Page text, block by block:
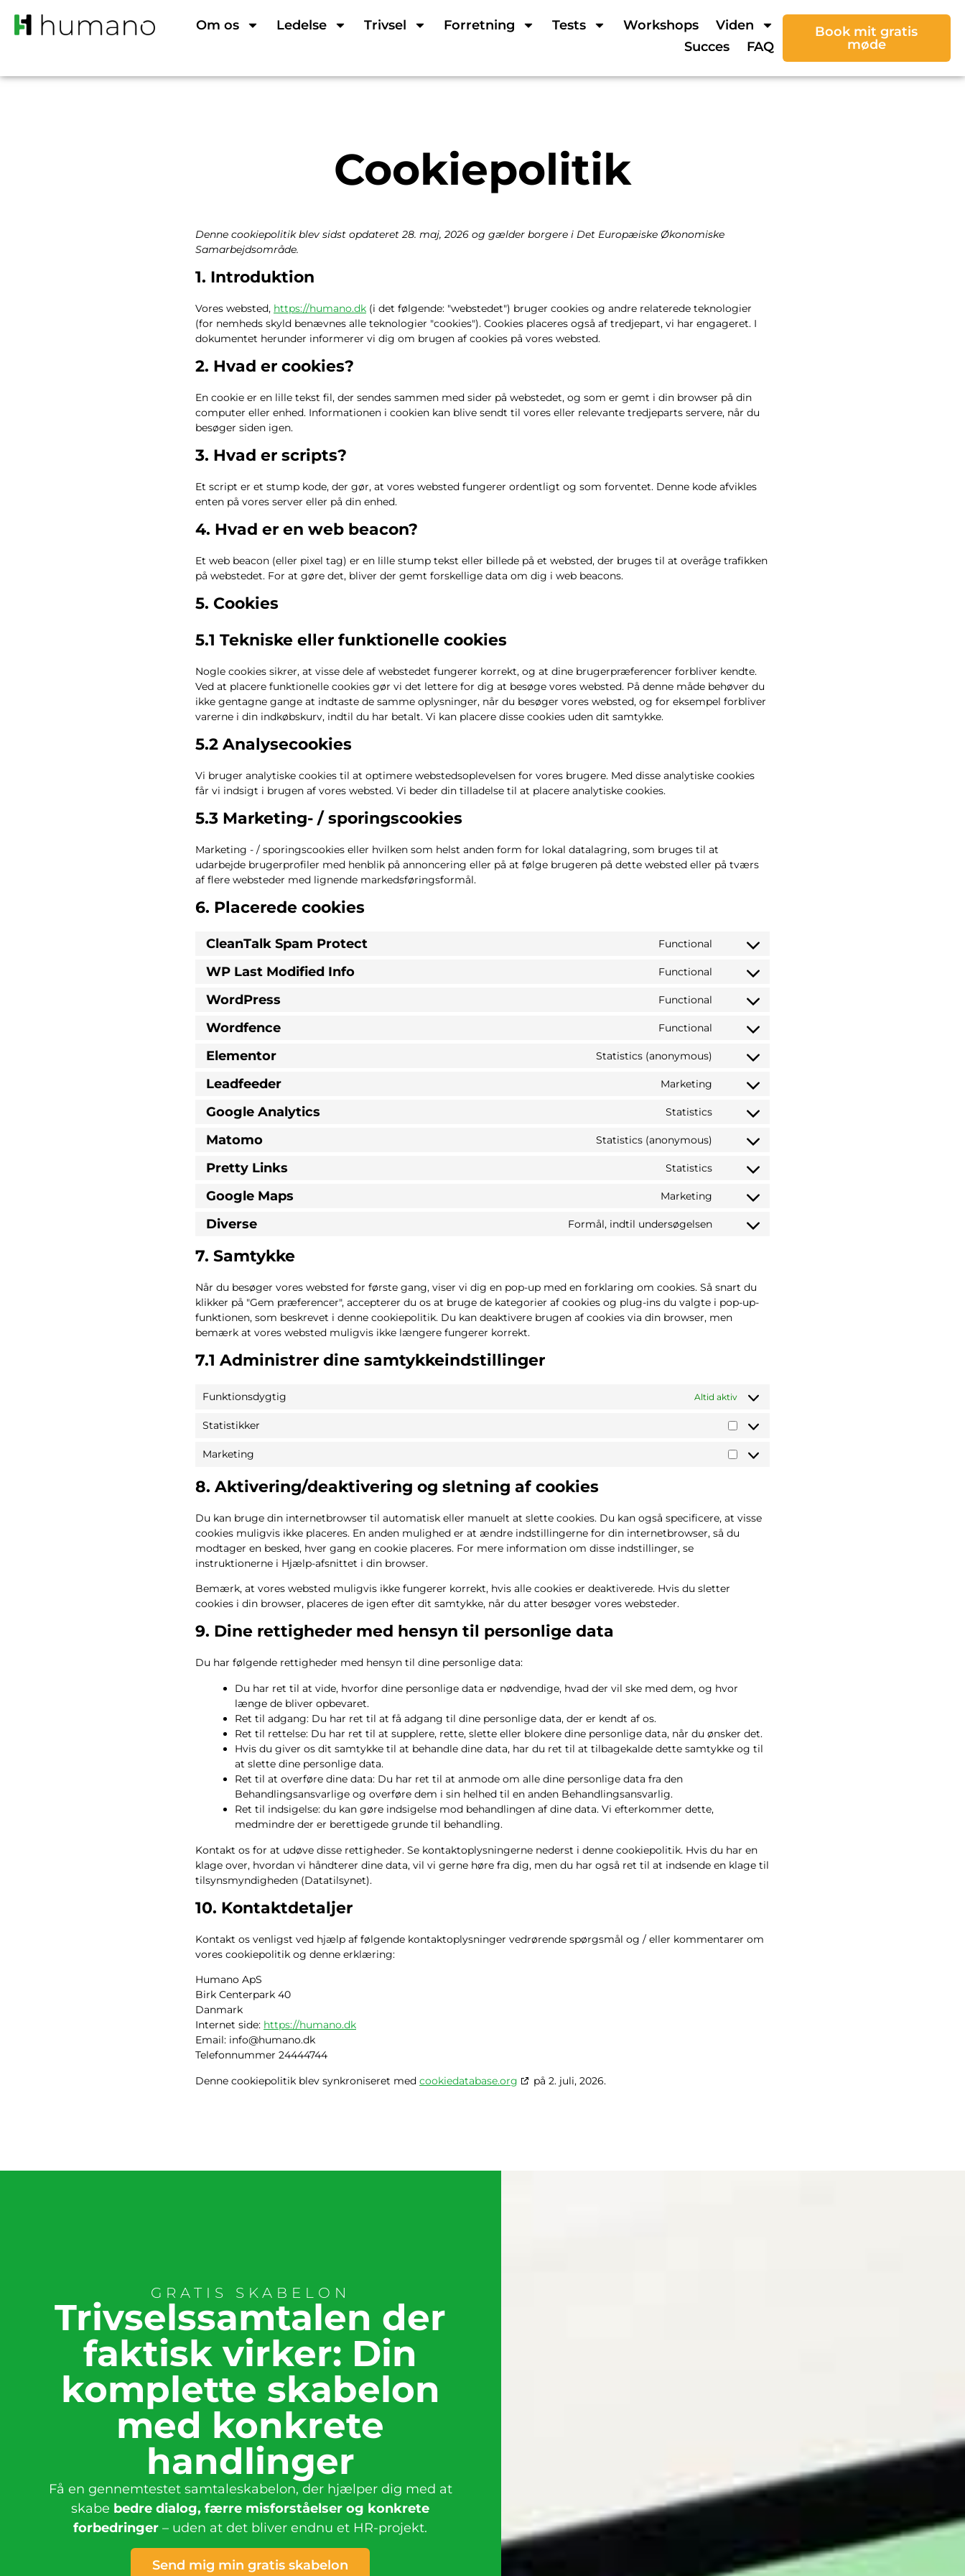
Om os Ledelse Trivsel Forretning Tests Workshops
Viden
Succes
FAQ
Book mit gratis
møde
Cookiepolitik
Denne cookiepolitik blev sidst opdateret 28. maj, 2026 og gælder borgere i Det Europæiske Økonomiske
Samarbejdsområde.
1. Introduktion
Vores websted, https://humano.dk (i det følgende: "webstedet") bruger cookies og andre relaterede teknologier
(for nemheds skyld benævnes alle teknologier "cookies"). Cookies placeres også af tredjepart, vi har engageret. I
dokumentet herunder informerer vi dig om brugen af ​​cookies på vores websted.
2. Hvad er cookies?
En cookie er en lille tekst fil, der sendes sammen med sider på webstedet, og som er gemt i din browser på din
computer eller enhed. Informationen i cookien kan blive sendt til vores eller relevante tredjeparts servere, når du
besøger siden igen.
3. Hvad er scripts?
Et script er et stump kode, der gør, at vores websted fungerer ordentligt og som forventet. Denne kode afvikles
enten på vores server eller på din enhed.
4. Hvad er en web beacon?
Et web beacon (eller pixel tag) er en lille stump tekst eller billede på et websted, der bruges til at overåge trafikken
på webstedet. For at gøre det, bliver der gemt forskellige data om dig i web beacons.
5. Cookies
5.1 Tekniske eller funktionelle cookies
Nogle cookies sikrer, at visse dele af webstedet fungerer korrekt, og at dine brugerpræferencer forbliver kendte.
Ved at placere funktionelle cookies gør vi det lettere for dig at besøge vores websted. På denne måde behøver du
ikke gentagne gange at indtaste de samme oplysninger, når du besøger vores websted, og for eksempel forbliver
varerne i din indkøbskurv, indtil du har betalt. Vi kan placere disse cookies uden dit samtykke.
5.2 Analysecookies
Vi bruger analytiske cookies til at optimere webstedsoplevelsen for vores brugere. Med disse analytiske cookies
får vi indsigt i brugen af ​​vores websted. Vi beder din tilladelse til at placere analytiske cookies.
5.3 Marketing- / sporingscookies
Marketing - / sporingscookies eller hvilken som helst anden form for lokal datalagring, som bruges til at
udarbejde brugerprofiler med henblik på annoncering eller på at følge brugeren på dette websted eller på tværs
af flere websteder med lignende markedsføringsformål.
6. Placerede cookies
CleanTalk Spam Protect Functional
WP Last Modified Info Functional
WordPress Functional
Wordfence Functional
Elementor Statistics (anonymous)
Leadfeeder Marketing
Google Analytics Statistics
Matomo Statistics (anonymous)
Pretty Links Statistics
Google Maps Marketing
Diverse Formål, indtil undersøgelsen
7. Samtykke
Når du besøger vores websted for første gang, viser vi dig en pop-up med en forklaring om cookies. Så snart du
klikker på "Gem præferencer", accepterer du os at bruge de kategorier af cookies og plug-ins du valgte i pop-up-
funktionen, som beskrevet i denne cookiepolitik. Du kan deaktivere brugen af ​​cookies via din browser, men
bemærk at vores websted muligvis ikke længere fungerer korrekt.
7.1 Administrer dine samtykkeindstillinger
Funktionsdygtig Altid aktiv
Statistikker
Marketing
8. Aktivering/deaktivering og sletning af cookies
Du kan bruge din internetbrowser til automatisk eller manuelt at slette cookies. Du kan også specificere, at visse
cookies muligvis ikke placeres. En anden mulighed er at ændre indstillingerne for din internetbrowser, så du
modtager en besked, hver gang en cookie placeres. For mere information om disse indstillinger, se
instruktionerne i Hjælp-afsnittet i din browser.
Bemærk, at vores websted muligvis ikke fungerer korrekt, hvis alle cookies er deaktiverede. Hvis du sletter
cookies i din browser, placeres de igen efter dit samtykke, når du atter besøger vores websteder.
9. Dine rettigheder med hensyn til personlige data
Du har følgende rettigheder med hensyn til dine personlige data:
Du har ret til at vide, hvorfor dine personlige data er nødvendige, hvad der vil ske med dem, og hvor
længe de bliver opbevaret.
Ret til adgang: Du har ret til at få adgang til dine personlige data, der er kendt af os.
Ret til rettelse: Du har ret til at supplere, rette, slette eller blokere dine personlige data, når du ønsker det.
Hvis du giver os dit samtykke til at behandle dine data, har du ret til at tilbagekalde dette samtykke og til
at slette dine personlige data.
Ret til at overføre dine data: Du har ret til at anmode om alle dine personlige data fra den
Behandlingsansvarlige og overføre dem i sin helhed til en anden Behandlingsansvarlig.
Ret til indsigelse: du kan gøre indsigelse mod behandlingen af ​​dine data. Vi efterkommer dette,
medmindre der er berettigede grunde til behandling.
Kontakt os for at udøve disse rettigheder. Se kontaktoplysningerne nederst i denne cookiepolitik. Hvis du har en
klage over, hvordan vi håndterer dine data, vil vi gerne høre fra dig, men du har også ret til at indsende en klage til
tilsynsmyndigheden (Datatilsynet).
10. Kontaktdetaljer
Kontakt os venligst ved hjælp af følgende kontaktoplysninger vedrørende spørgsmål og / eller kommentarer om
vores cookiepolitik og denne erklæring:
Humano ApS
Birk Centerpark 40
Danmark
Internet side: https://humano.dk
Email: info@humano.dk
Telefonnummer 24444744
Denne cookiepolitik blev synkroniseret med cookiedatabase.org på 2. juli, 2026.
GRATIS SKABELON
Trivselssamtalen der
faktisk virker: Din
komplette skabelon
med konkrete
handlinger
Få en gennemtestet samtaleskabelon, der hjælper dig med at
skabe bedre dialog, færre misforståelser og konkrete
forbedringer – uden at det bliver endnu et HR-projekt.
Send mig min gratis skabelon